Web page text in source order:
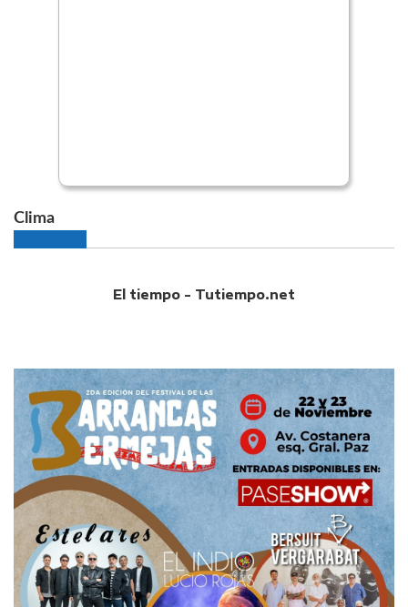
Clima
El tiempo - Tutiempo.net